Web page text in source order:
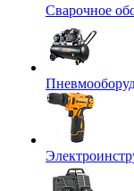
Сварочное